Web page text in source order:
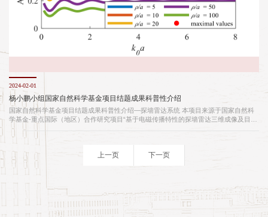
2024-02-01
杨小鹏小组国家自然科学基金项目结题成果科普性介绍
国家自然科学基金项目结题成果科普性介绍—探墙雷达系统 本项目来源于国家自然科
学基金-重点国际（地区）合作研究项目“基于电磁传播特性的探墙雷达三维成像及目标
特征提取方法（No. 61860206012）”,起止时间 2019.1-2023.12。本项目工作概括如
下。 一、主要研究内容 本项目为满足建筑质量高分辨检测的需求，开展对墙内目标的
高分辨三维成像与高精度特征提取识别理论与方法的研究。主要研究目标包括：研究
墙体介质参数未知情况下的杂波生成模型，开发适应复杂介质的高精度杂波抑制算
法，为后续目标成...
上一页 下一页